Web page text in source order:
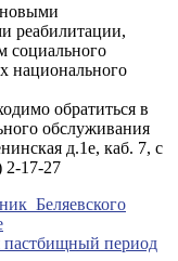
новыми
реабилитации,
социального
национального
обратиться в
обслуживания
д.1е, каб. 7, с
2-17-27
Беляевского
пастбищный период